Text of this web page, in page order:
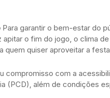
Para garantir o bem-estar do
o fim do jogo, o clima
quem quiser aproveitar a
compromisso com a
(PCD), além de condições